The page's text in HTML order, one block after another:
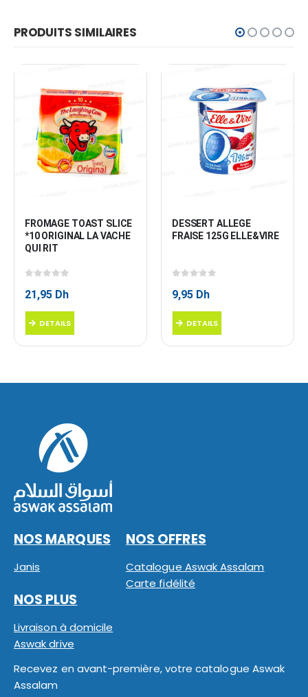
PRODUITS SIMILAIRES
FROMAGE TOAST SLICE
*10 ORIGINAL LA VACHE
QUI RIT
21,95 Dh
DETAILS
DESSERT ALLEGE
FRAISE 125G ELLE&VIRE
9,95 Dh
DETAILS
NOS MARQUES
Janis
NOS OFFRES
Catalogue Aswak Assalam
Carte fidélité
NOS PLUS
Livraison à domicile
Aswak drive
Recevez en avant-première, votre catalogue Aswak
Assalam